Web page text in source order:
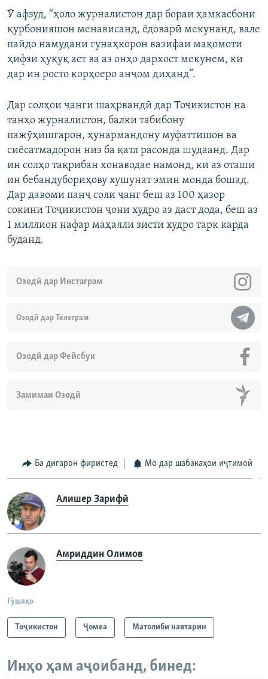
Ӯ афзуд, “ҳоло журналистон дар бораи ҳамкасбони
қурбонияшон менависанд, ёдоварӣ мекунанд, вале
пайдо намудани гунаҳкорон вазифаи мақомоти
ҳифзи ҳуқуқ аст ва аз онҳо дархост мекунем, ки
дар ин росто корҳоеро анҷом диҳанд”.
Дар солҳои ҷанги шаҳрвандӣ дар Тоҷикистон на
танҳо журналистон, балки табибону
пажӯҳишгарон, ҳунармандону муфаттишон ва
сиёсатмадорон низ ба қатл расонда шудаанд. Дар
ин солҳо тақрибан хонаводае намонд, ки аз оташи
ин бебандубориҳову хушунат эмин монда бошад.
Дар давоми панҷ соли ҷанг беш аз 100 ҳазор
сокини Тоҷикистон ҷони худро аз даст дода, беш аз
1 миллион нафар маҳалли зисти худро тарк карда
буданд.
Замимаи Озодӣ
Озодӣ дар Телеграм
Озодӣ дар Фейсбук
Озодӣ дар Инстаграм
Ба дигарон фиристед Мо дар шабакаҳои иҷтимоӣ
Алишер Зарифӣ
Амриддин Олимов
Гӯшаҳо
Тоҷикистон Ҷомeа Матолиби навтарин
Инҳо ҳам аҷоибанд, бинед: